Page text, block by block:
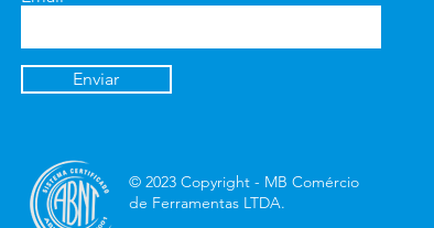
Enviar
© 2023 Copyright - MB Comércio
de Ferramentas LTDA.